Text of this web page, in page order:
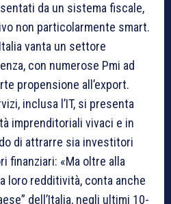
da un sistema fiscale,
non particolarmente smart.
vanta un settore
con numerose Pmi ad
propensione all’export.
inclusa l’IT, si presenta
imprenditoriali vivaci e in
di attrarre sia investitori
finanziari: «Ma oltre alla
loro redditività, conta anche
dell’Italia, negli ultimi 10-